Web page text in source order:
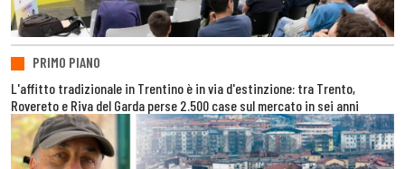
PRIMO PIANO
L'affitto tradizionale in Trentino è in via d'estinzione: tra Trento,
Rovereto e Riva del Garda perse 2.500 case sul mercato in sei anni